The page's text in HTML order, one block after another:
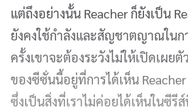
แต่ถึงอย่างนั้น Reacher ก็ยังเป็น
ยังคงใช้กำลังและสัญชาตญาณใน
ครั้งเขาจะต้องระวังไม่ให้เปิดเผย
ของซีซั่นนี้อยู่ที่การได้เห็น
ซึ่งเป็นสิ่งที่เราไม่ค่อยได้เห็นในซีรี